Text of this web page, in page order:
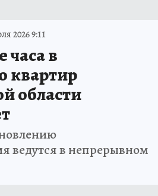
2026 9:11
часа в
квартир
области
ведутся в непрерывном